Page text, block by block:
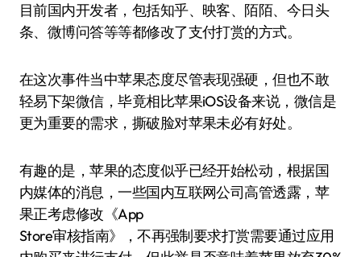
目前国内开发者，包括知乎、映客、陌陌、今日头
条、微博问答等等都修改了支付打赏的方式。
在这次事件当中苹果态度尽管表现强硬，但也不敢
轻易下架微信，毕竟相比苹果iOS设备来说，微信是
更为重要的需求，撕破脸对苹果未必有好处。
有趣的是，苹果的态度似乎已经开始松动，根据国
内媒体的消息，一些国内互联网公司高管透露，苹
果正考虑修改《App
Store审核指南》，不再强制要求打赏需要通过应用